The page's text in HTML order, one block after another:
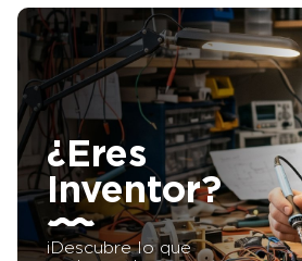
¿Eres
Inventor?
¡Descubre lo que